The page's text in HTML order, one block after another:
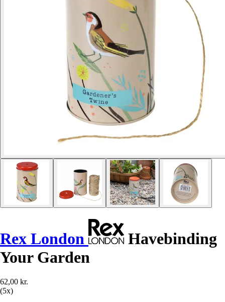
Rex London
Havebinding
Your Garden
62,00 kr.
(5x)